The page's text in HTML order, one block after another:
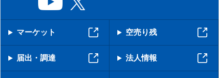
マーケット 空売り残
届出・調達 法人情報